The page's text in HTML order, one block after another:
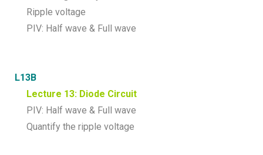
Ripple voltage
PIV: Half wave & Full wave
L13B
Lecture 13: Diode Circuit
PIV: Half wave & Full wave
Quantify the ripple voltage